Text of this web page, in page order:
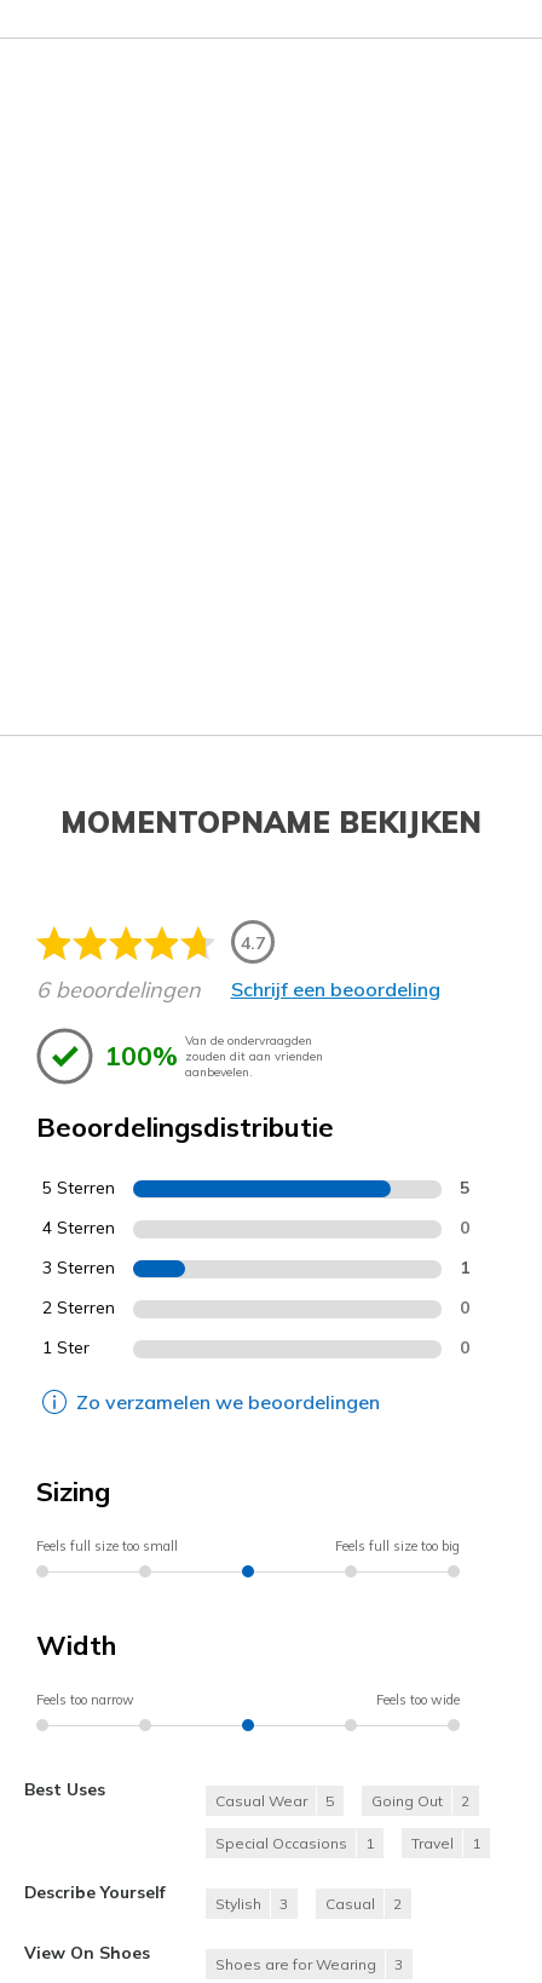
MOMENTOPNAME BEKIJKEN
4.7
6 beoordelingen Schrijf een beoordeling
100% Van de ondervraagden
zouden dit aan vrienden
aanbevelen.
Beoordelingsdistributie
5 Sterren 5
4 Sterren 0
3 Sterren 1
2 Sterren 0
1 Ster 0
Zo verzamelen we beoordelingen
Sizing
Feels full size too small Feels full size too big
Width
Feels too narrow Feels too wide
Best Uses
Casual Wear 5 Going Out 2
Special Occasions 1 Travel 1
Describe Yourself
Stylish 3 Casual 2
View On Shoes
Shoes are for Wearing 3